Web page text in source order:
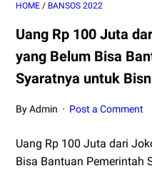
HOME / BANSOS 2022
Uang Rp 100 Juta
yang Belum Bisa
Syaratnya untuk
By Admin Post a Comment
Uang Rp 100 Juta dari
Bisa Bantuan Pemerintah